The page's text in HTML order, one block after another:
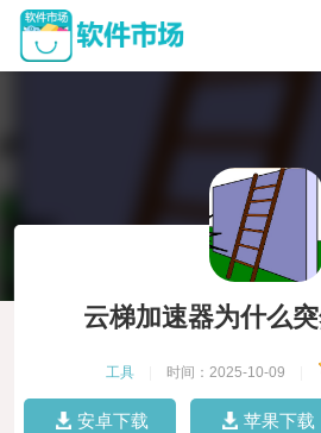
云梯加速器为什么
工具 时间：2025-10-09
安卓下载 苹果下载